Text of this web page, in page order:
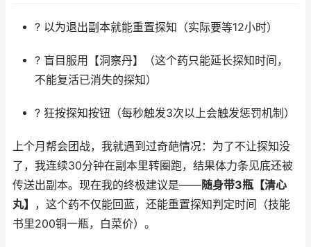
? 以为退出副本就能重置探知（实际要等12小时）
? 盲目服用【洞察丹】（这个药只能延长探知时间，
不能复活已消失的探知）
? 狂按探知按钮（每秒触发3次以上会触发惩罚机制）
上个月帮会团战，我就遇到过奇葩情况：为了不让探知没
了，我连续30分钟在副本里转圈跑，结果体力条见底还被
传送出副本。现在我的终极建议是——随身带3瓶【清心
丸】
，这个药不仅能回蓝，还能重置探知判定时间（技能
书里200铜一瓶，白菜价）。